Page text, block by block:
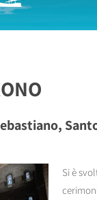
Si è